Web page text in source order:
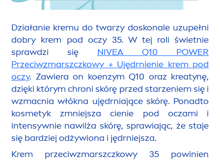
Działanie kremu do twarzy doskonale uzupełni
dobry krem pod oczy 35. W tej roli świetnie
sprawdzi się NIVEA Q10 POWER
Przeciwzmarszczkowy + Ujędrnienie krem pod
oczy. Zawiera on koenzym Q10 oraz kreatynę,
dzięki którym chroni skórę przed starzeniem się i
wzmacnia włókna ujędrniające skórę. Ponadto
kosmetyk zmniejsza cienie pod oczami i
intensywnie nawilża skórę, sprawiając, że staje
się bardziej odżywiona i jędrniejsza.
Krem przeciwzmarszczkowy 35 powinien